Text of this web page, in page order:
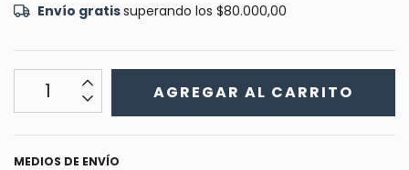
Envío gratissuperando los $80.000,00
MEDIOS DE ENVÍO